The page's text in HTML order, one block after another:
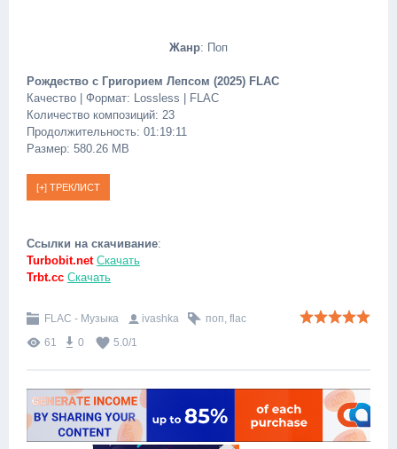
Жанр: Поп
Рождество с Григорием Лепсом (2025) FLAC
Качество | Формат: Lossless | FLAC
Количество композиций: 23
Продолжительность: 01:19:11
Размер: 580.26 MB
Ссылки на скачивание:
Turbobit.net Скачать
Trbt.cc Скачать
FLAC - Музыка ivashka поп, flac
61
0 5.0/1